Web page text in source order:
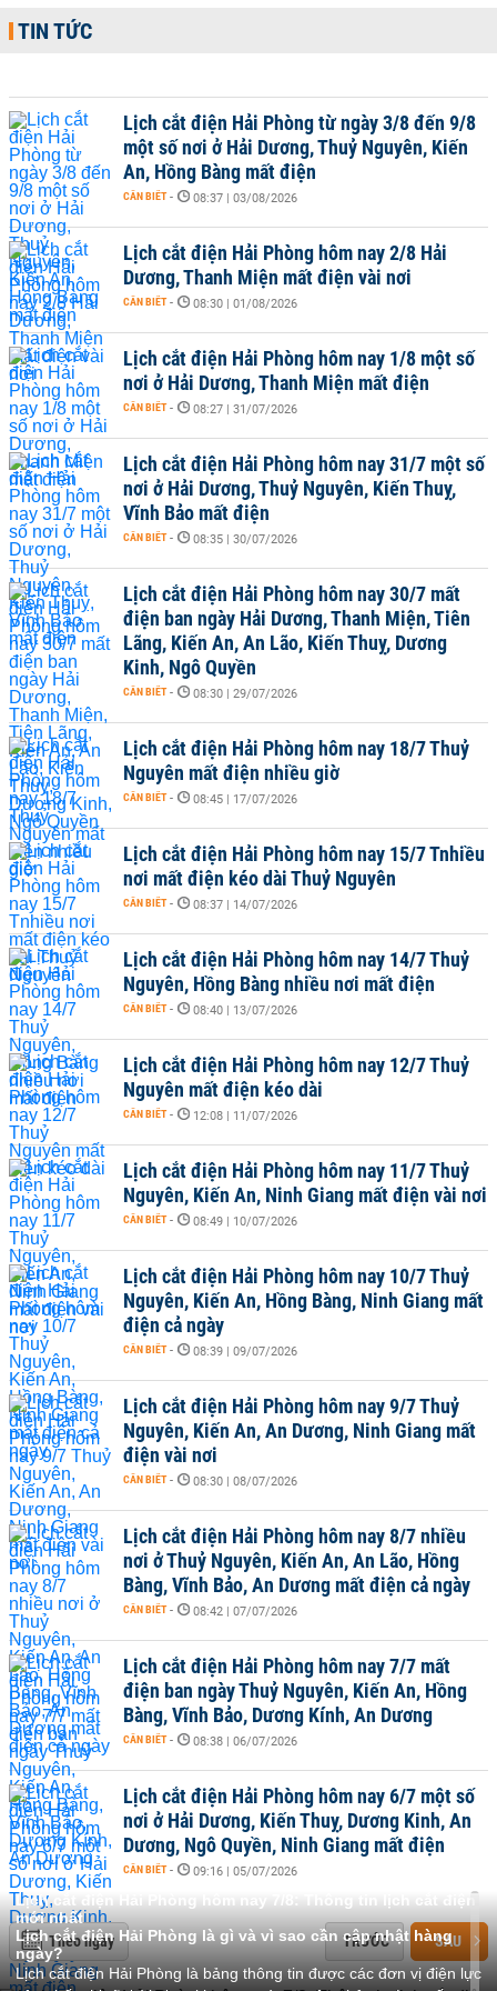
TIN TỨC
Lịch cắt điện Hải Phòng từ ngày 3/8 đến 9/8
một số nơi ở Hải Dương, Thuỷ Nguyên, Kiến
An, Hồng Bàng mất điện
CẦN BIẾT - 08:37 | 03/08/2026
Lịch cắt điện Hải Phòng hôm nay 2/8 Hải
Dương, Thanh Miện mất điện vài nơi
CẦN BIẾT - 08:30 | 01/08/2026
Lịch cắt điện Hải Phòng hôm nay 1/8 một số
nơi ở Hải Dương, Thanh Miện mất điện
CẦN BIẾT - 08:27 | 31/07/2026
Lịch cắt điện Hải Phòng hôm nay 31/7 một số
nơi ở Hải Dương, Thuỷ Nguyên, Kiến Thuỵ,
Vĩnh Bảo mất điện
CẦN BIẾT - 08:35 | 30/07/2026
Lịch cắt điện Hải Phòng hôm nay 30/7 mất
điện ban ngày Hải Dương, Thanh Miện, Tiên
Lãng, Kiến An, An Lão, Kiến Thuỵ, Dương
Kinh, Ngô Quyền
CẦN BIẾT - 08:30 | 29/07/2026
Lịch cắt điện Hải Phòng hôm nay 18/7 Thuỷ
Nguyên mất điện nhiều giờ
CẦN BIẾT - 08:45 | 17/07/2026
Lịch cắt điện Hải Phòng hôm nay 15/7 Tnhiều
nơi mất điện kéo dài Thuỷ Nguyên
CẦN BIẾT - 08:37 | 14/07/2026
Lịch cắt điện Hải Phòng hôm nay 14/7 Thuỷ
Nguyên, Hồng Bàng nhiều nơi mất điện
CẦN BIẾT - 08:40 | 13/07/2026
Lịch cắt điện Hải Phòng hôm nay 12/7 Thuỷ
Nguyên mất điện kéo dài
CẦN BIẾT - 12:08 | 11/07/2026
Lịch cắt điện Hải Phòng hôm nay 11/7 Thuỷ
Nguyên, Kiến An, Ninh Giang mất điện vài nơi
CẦN BIẾT - 08:49 | 10/07/2026
Lịch cắt điện Hải Phòng hôm nay 10/7 Thuỷ
Nguyên, Kiến An, Hồng Bàng, Ninh Giang mất
điện cả ngày
CẦN BIẾT - 08:39 | 09/07/2026
Lịch cắt điện Hải Phòng hôm nay 9/7 Thuỷ
Nguyên, Kiến An, An Dương, Ninh Giang mất
điện vài nơi
CẦN BIẾT - 08:30 | 08/07/2026
Lịch cắt điện Hải Phòng hôm nay 8/7 nhiều
nơi ở Thuỷ Nguyên, Kiến An, An Lão, Hồng
Bàng, Vĩnh Bảo, An Dương mất điện cả ngày
CẦN BIẾT - 08:42 | 07/07/2026
Lịch cắt điện Hải Phòng hôm nay 7/7 mất
điện ban ngày Thuỷ Nguyên, Kiến An, Hồng
Bàng, Vĩnh Bảo, Dương Kính, An Dương
CẦN BIẾT - 08:38 | 06/07/2026
Lịch cắt điện Hải Phòng hôm nay 6/7 một số
nơi ở Hải Dương, Kiến Thuỵ, Dương Kinh, An
Dương, Ngô Quyền, Ninh Giang mất điện
CẦN BIẾT - 09:16 | 05/07/2026
Theo ngày TRƯỚC SAU
Lịch cắt điện Hải Phòng hôm nay 7/8: Thông tin lịch cắt điện
mới nhất
Lịch cắt điện Hải Phòng là gì và vì sao cần cập nhật hàng
ngày?
Lịch cắt điện Hải Phòng là bảng thông tin được các đơn vị điện lực